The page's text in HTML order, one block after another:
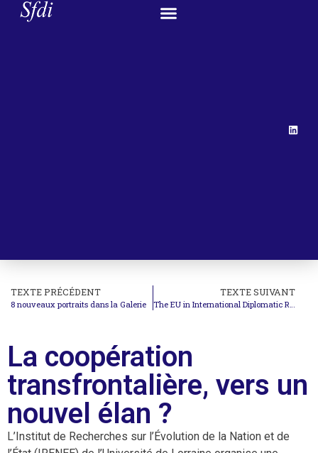
TEXTE PRÉCÉDENT
8 nouveaux portraits dans la Galerie
TEXTE SUIVANT
La coopération
transfrontalière, vers un
nouvel élan ?
L’Institut de Recherches sur l’Évolution de la Nation et de